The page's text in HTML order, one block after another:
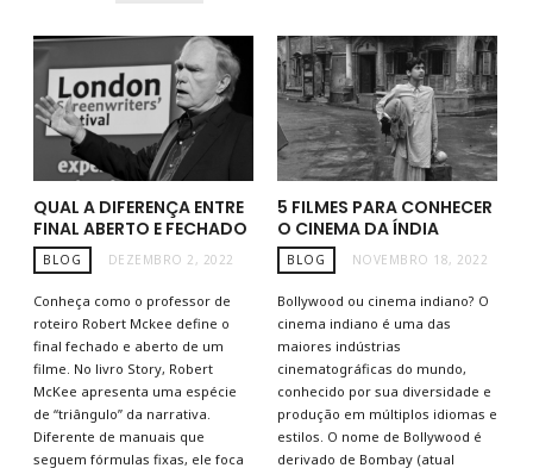
QUAL A DIFERENÇA ENTRE
FINAL ABERTO E FECHADO
BLOG DEZEMBRO 2, 2022
Conheça como o professor de
roteiro Robert Mckee define o
final fechado e aberto de um
filme. No livro Story, Robert
McKee apresenta uma espécie
de “triângulo” da narrativa.
Diferente de manuais que
seguem fórmulas fixas, ele foca
5 FILMES PARA CONHECER
O CINEMA DA ÍNDIA
BLOG NOVEMBRO 18, 2022
Bollywood ou cinema indiano? O
cinema indiano é uma das
maiores indústrias
cinematográficas do mundo,
conhecido por sua diversidade e
produção em múltiplos idiomas e
estilos. O nome de Bollywood é
derivado de Bombay (atual